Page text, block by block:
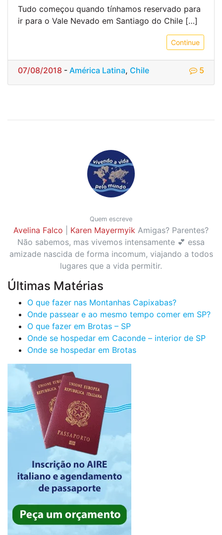
Tudo começou quando tínhamos reservado para
ir para o Vale Nevado em Santiago do Chile […]
Continue
07/08/2018 - América Latina, Chile 5
Quem escreve
Avelina Falco Karen Mayermyik Amigas? Parentes?
Não sabemos, mas vivemos intensamente 💕 essa
amizade nascida de forma incomum, viajando a todos
lugares que a vida permitir.
Últimas Matérias
O que fazer nas Montanhas Capixabas?
Onde passear e ao mesmo tempo comer em SP?
O que fazer em Brotas – SP
Onde se hospedar em Caconde – interior de SP
Onde se hospedar em Brotas